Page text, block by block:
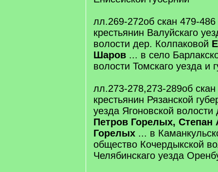
лл.269-272об скан 479-486
крестьянин Валуйскаго
волости дер. Колпаковой
Шаров ... в село
волости Томскаго уезда и
лл.273-278,273-289об
крестьянин Рязанской
уезда Ягоновской
Петров Горелых, Степан
Горелых ... в
общество Кочердыкской
Челябинскаго уезда